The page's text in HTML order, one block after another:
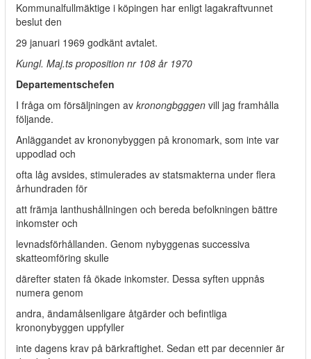
Kommunalfullmäktige i köpingen har enligt lagakraftvunnet
beslut den
29 januari 1969 godkänt avtalet.
Kungl. Maj.ts proposition nr 108 år 1970
Departementschefen
I fråga om försäljningen av kronongbgggen vill jag framhålla
följande.
Anläggandet av krononybyggen på kronomark, som inte var
uppodlad och
ofta låg avsides, stimulerades av statsmakterna under flera
århundraden för
att främja lanthushållningen och bereda befolkningen bättre
inkomster och
levnadsförhållanden. Genom nybyggenas successiva
skatteomföring skulle
därefter staten få ökade inkomster. Dessa syften uppnås
numera genom
andra, ändamålsenligare åtgärder och befintliga
krononybyggen uppfyller
inte dagens krav på bärkraftighet. Sedan ett par decennier är